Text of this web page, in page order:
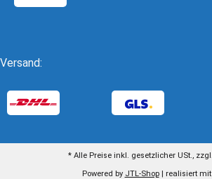
Versand:
* Alle Preise inkl. gesetzlicher USt., zzgl.
Powered by JTL-Shop | realisiert mit